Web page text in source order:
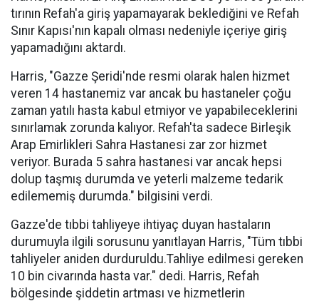
tırının Refah'a giriş yapamayarak beklediğini ve Refah
Sınır Kapısı'nın kapalı olması nedeniyle içeriye giriş
yapamadığını aktardı.
Harris, "Gazze Şeridi'nde resmi olarak halen hizmet
veren 14 hastanemiz var ancak bu hastaneler çoğu
zaman yatılı hasta kabul etmiyor ve yapabileceklerini
sınırlamak zorunda kalıyor. Refah'ta sadece Birleşik
Arap Emirlikleri Sahra Hastanesi zar zor hizmet
veriyor. Burada 5 sahra hastanesi var ancak hepsi
dolup taşmış durumda ve yeterli malzeme tedarik
edilememiş durumda." bilgisini verdi.
Gazze'de tıbbi tahliyeye ihtiyaç duyan hastaların
durumuyla ilgili sorusunu yanıtlayan Harris, "Tüm tıbbi
tahliyeler aniden durduruldu.Tahliye edilmesi gereken
10 bin civarında hasta var." dedi. Harris, Refah
bölgesinde şiddetin artması ve hizmetlerin